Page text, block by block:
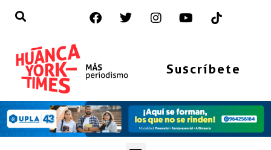
Suscríbete